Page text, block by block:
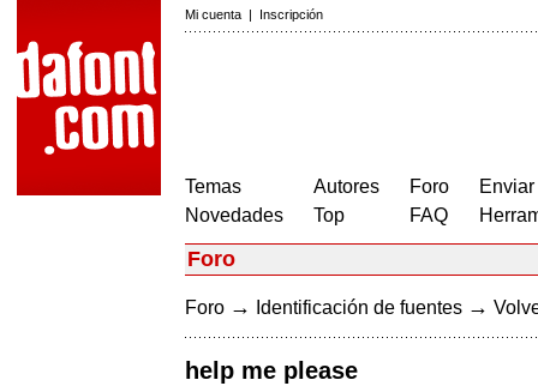
Mi cuenta | Inscripción
Temas
Novedades
Autores
Top
Foro
FAQ
Foro
Foro → Identificación de fuentes →
help me please